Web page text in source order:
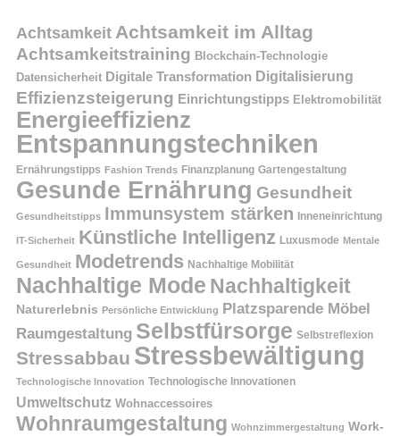
Achtsamkeit Achtsamkeit im Alltag
Achtsamkeitstraining Blockchain-Technologie
Datensicherheit Digitale Transformation Digitalisierung
Effizienzsteigerung Einrichtungstipps Elektromobilität
Energieeffizienz
Entspannungstechniken
Ernährungstipps Fashion Trends Finanzplanung Gartengestaltung
Gesunde Ernährung Gesundheit
Gesundheitstipps Immunsystem stärken Inneneinrichtung
IT-Sicherheit Künstliche Intelligenz Luxusmode Mentale
Gesundheit Modetrends Nachhaltige Mobilität
Nachhaltige Mode Nachhaltigkeit
Naturerlebnis Persönliche Entwicklung Platzsparende Möbel
Raumgestaltung Selbstfürsorge Selbstreflexion
Stressabbau Stressbewältigung
Technologische Innovation Technologische Innovationen
Umweltschutz Wohnaccessoires
Wohnraumgestaltung Wohnzimmergestaltung Work-